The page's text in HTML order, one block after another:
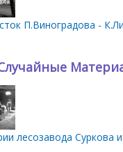
П.Виноградова -
лесозавода Суркова